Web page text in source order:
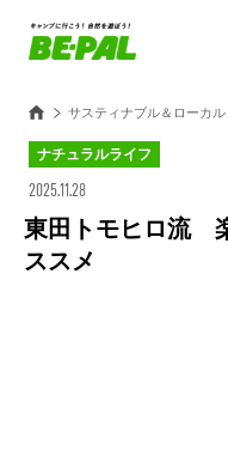
サスティナブル＆ローカル
ナチュラルライフ
2025.11.28
東田トモヒロ流
ススメ